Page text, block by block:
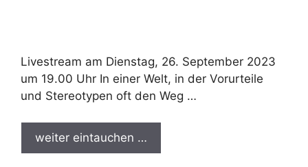
Livestream am Dienstag, 26. September 2023
um 19.00 Uhr In einer Welt, in der Vorurteile
und Stereotypen oft den Weg …
weiter eintauchen …